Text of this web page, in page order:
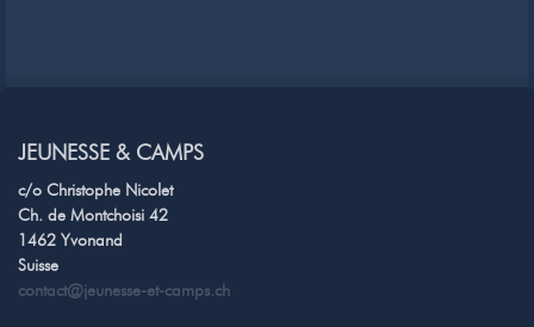
JEUNESSE & CAMPS
c/o Christophe Nicolet
Ch. de Montchoisi 42
1462 Yvonand
Suisse
contact@jeunesse-et-camps.ch